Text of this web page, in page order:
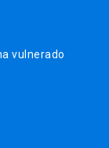
vulnerado